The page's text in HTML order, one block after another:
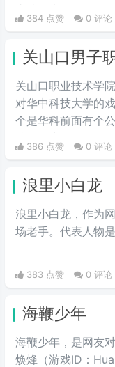
由此而来。具体原
熊大学的名字，比
384 点赞 0 评论
关山口男子
关山口职业技术学
对华中科技大学的
个是华科前面有个
校，女少男多。人
学称作关山口男子
386 点赞 0 评论
浪里小白龙
浪里小白龙，作为
场老手。代表人物
383 点赞 0 评论
海鞭少年
海鞭少年，是网友
焕烽（游戏ID：